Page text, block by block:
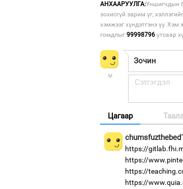
АНХААРУУЛГА:Уншигчдын
зохисгүй зарим үг,
хэмжээг хүндэтгэнэ үү. Хэм
гомдлыг 99998796 утсаар
Цагаар
https://
https://
https://
https://